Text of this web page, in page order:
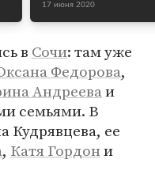
17 июня 2020
в Сочи: там уже
Федорова,
Андрееваи
семьями. В
Кудрявцева, ее
, Катя Гордони